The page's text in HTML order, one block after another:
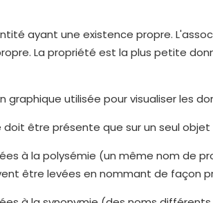
ayant une existence propre.
La propriété est la plus petite
graphique utilisée pour visualiser les
doit être présente que sur un seul
à la polysémie (un même nom de
être levées en nommant de façon